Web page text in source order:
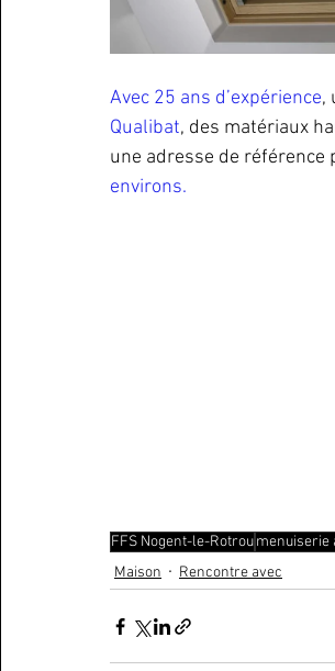
Avec 25 ans d’expérience,
Qualibat, des matériaux
une adresse de référence
environs.
FFS Nogent-le-Rotroumenuiserie
Maison
Rencontre avec